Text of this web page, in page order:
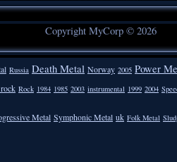
Copyright MyCorp © 2026
Russia Death Metal Norway 2005 Power
Rock 1984 1985 2003 instrumental 1999 2004
Metal Symphonic Metal uk Folk Metal